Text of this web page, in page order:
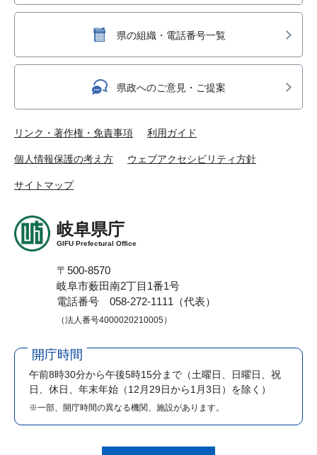
県の組織・電話番号一覧
県政へのご意見・ご提案
リンク・著作権・免責事項 利用ガイド
個人情報保護の考え方 ウェブアクセシビリティ方針
サイトマップ
岐阜県庁
GIFU Prefectural Office
〒500-8570
岐阜市薮田南2丁目1番1号
電話番号 058-272-1111（代表）
（法人番号4000020210005）
開庁時間
午前8時30分から午後5時15分まで （土曜日、日曜日、祝
日、休日、年末年始（12月29日から1月3日）を除く）
※一部、開庁時間の異なる機関、施設があります。